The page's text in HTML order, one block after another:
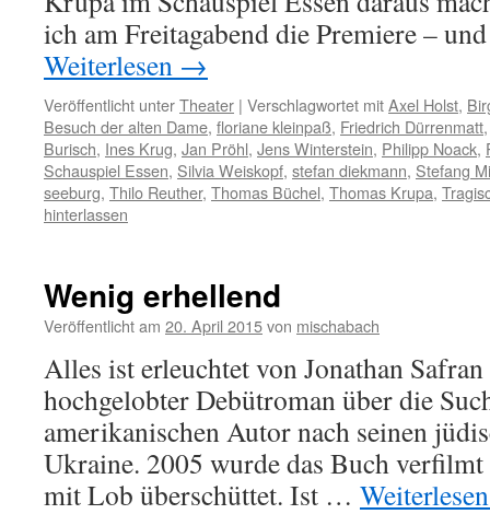
ich am Freitagabend die Premiere –
Weiterlesen →
Veröffentlicht unterTheater | Verschlagwortet mitAxel Holst,
Besuch der alten Dame, floriane kleinpaß, Friedrich Dürrenmatt
Burisch, Ines Krug, Jan Pröhl, Jens Winterstein, Philipp Noack,
Schauspiel Essen, Silvia Weiskopf, stefan diekmann, Stefang
seeburg, Thilo Reuther, Thomas Büchel, Thomas Krupa,
hinterlassen
Wenig erhellend
Veröffentlicht am 20. April 2015von mischabach
Alles ist erleuchtet von Jonathan
hochgelobter Debütroman über die
amerikanischen Autor nach seinen
Ukraine. 2005 wurde das Buch
mit Lob überschüttet. Ist …